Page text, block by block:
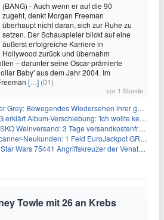
(BANG) - Auch wenn er auf die 90
zugeht, denkt Morgan Freeman
überhaupt nicht daran, sich zur Ruhe zu
setzen. Der Schauspieler blickt auf eine
äußerst erfolgreiche Karriere in
Hollywood zurück und übernahm
– darunter seine Oscar-prämierte
Baby' aus dem Jahr 2004. Im
[…] (01)
vor 1 Stunde
Bewegendes Wiedersehen ihrer geschiedenen Eltern kurz vor dem Tod ihrer Mutter
Album-Verschiebung: 'Ich wollte keine persönliche Situation ausnutzen'
Weinversand: 3 Tage versandkostenfrei bestellen (MBW 25€)
Neukunden: 1 Feld EuroJackpot GRATIS spielen
Wars 75441 Angriffskreuzer der Venator-Klasse für 50,25€
Towle mit 26 an Krebs